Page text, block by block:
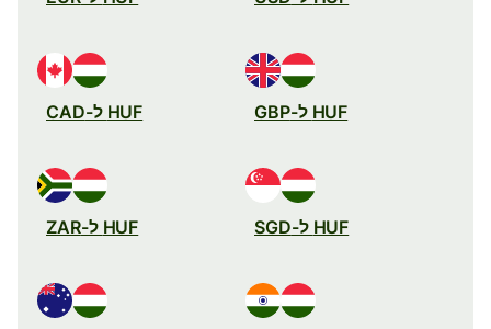
HUF ל-GBP HUF ל-CAD
HUF ל-SGD HUF ל-ZAR